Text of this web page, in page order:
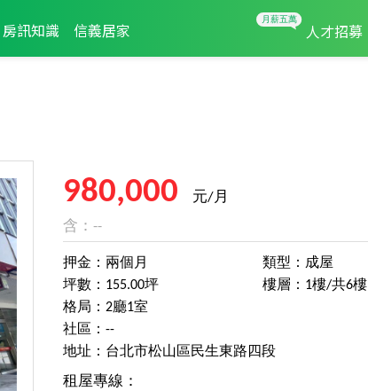
房訊知識 信義居家 人才招募
980,000
元/月
含：--
押金：兩個月
坪數：155.00坪
類型：成屋
樓層：1樓/共6樓
格局：2廳1室
社區：--
地址：台北市松山區民生東路四段
租屋專線：